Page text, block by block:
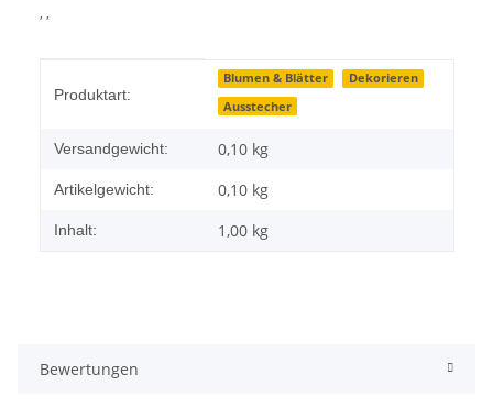
, ,
Produktart:
Blumen & Blätter
Dekorieren
Ausstecher
Versandgewicht: 0,10 kg
Artikelgewicht: 0,10 kg
Inhalt: 1,00 kg
Bewertungen